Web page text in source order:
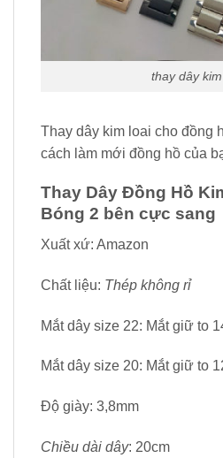
thay dây
Thay dây kim loai cho đồng
cách làm mới đồng hồ của
Thay Dây Đồng Hồ
Bóng 2 bên cực sang
Xuất xứ: Amazon
Chất liệu: Thép không rỉ
Mắt dây size 22: Mắt giữ to
Mắt dây size 20: Mắt giữ to
Độ giày: 3,8mm
Chiều dài dây: 20cm